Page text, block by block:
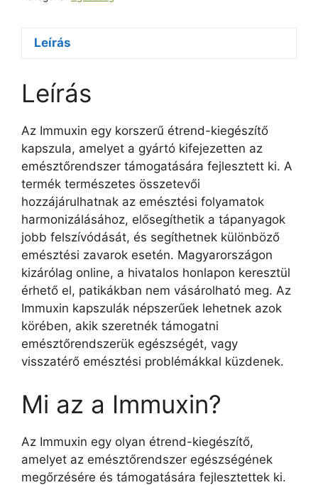
Leírás
Leírás
Az Immuxin egy korszerű étrend-kiegészítő
kapszula, amelyet a gyártó kifejezetten az
emésztőrendszer támogatására fejlesztett ki. A
termék természetes összetevői
hozzájárulhatnak az emésztési folyamatok
harmonizálásához, elősegíthetik a tápanyagok
jobb felszívódását, és segíthetnek különböző
emésztési zavarok esetén. Magyarországon
kizárólag online, a hivatalos honlapon keresztül
érhető el, patikákban nem vásárolható meg. Az
Immuxin kapszulák népszerűek lehetnek azok
körében, akik szeretnék támogatni
emésztőrendszerük egészségét, vagy
visszatérő emésztési problémákkal küzdenek.
Mi az a Immuxin?
Az Immuxin egy olyan étrend-kiegészítő,
amelyet az emésztőrendszer egészségének
megőrzésére és támogatására fejlesztettek ki.